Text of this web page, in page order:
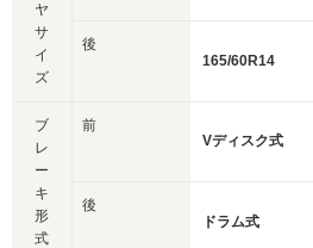
ヤ
サ
イ
ズ
後
165/60R14
ブ
レ
ー
キ
形
式
前
Vディスク式
後
ドラム式